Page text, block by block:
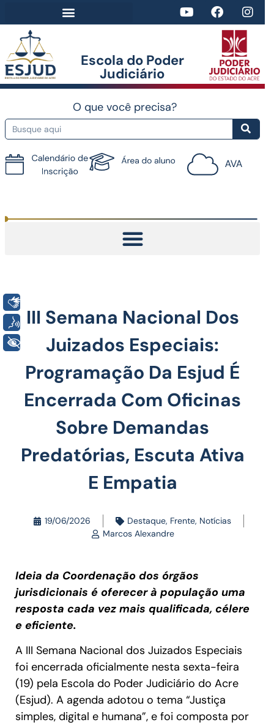
Escola do Poder
Judiciário​
O que você precisa?
III Semana Nacional Dos
Juizados Especiais:
Programação Da Esjud É
Encerrada Com Oficinas
Sobre Demandas
Predatórias, Escuta Ativa
E Empatia
19/06/2026 Destaque, Frente, Notícias
Marcos Alexandre
Ideia da Coordenação dos órgãos
jurisdicionais é oferecer à população uma
resposta cada vez mais qualificada, célere
e eficiente.
A III Semana Nacional dos Juizados Especiais
foi encerrada oficialmente nesta sexta-feira
(19) pela Escola do Poder Judiciário do Acre
(Esjud). A agenda adotou o tema “Justiça
simples, digital e humana”, e foi composta por
Voz
+ Acessibilidade